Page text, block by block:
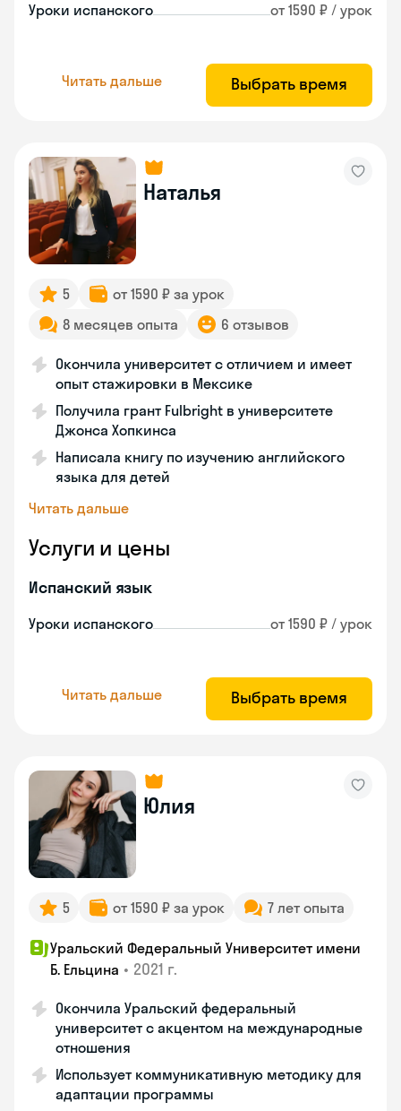
Уроки испанского от 1590 ₽ / урок
Читать дальше Выбрать время
Наталья
5
от 1590 ₽ за урок
8 месяцев опыта
6 отзывов
Окончила университет с отличием и имеет
опыт стажировки в Мексике
Получила грант Fulbright в университете
Джонса Хопкинса
Написала книгу по изучению английского
языка для детей
Читать дальше
Услуги и цены
Испанский язык
Уроки испанского от 1590 ₽ / урок
Читать дальше Выбрать время
Юлия
5 от 1590 ₽ за урок 7 лет опыта
Уральский Федеральный Университет имени
Б. Ельцина • 2021 г.
Окончила Уральский федеральный
университет с акцентом на международные
отношения
Использует коммуникативную методику для
адаптации программы